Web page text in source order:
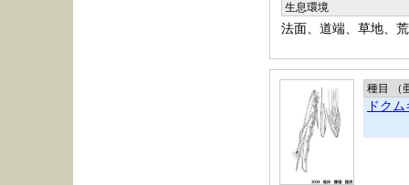
生息環境
法面、道端、草地、
種目 （
ドクム